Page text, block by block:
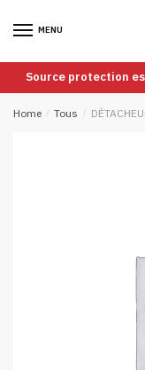
navigation
MENU
Source protection
Home / Tous /